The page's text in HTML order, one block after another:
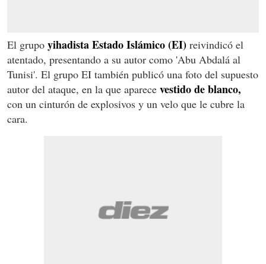
El grupo yihadista Estado Islámico (EI) reivindicó el
atentado, presentando a su autor como 'Abu Abdalá al
Tunisi'. El grupo EI también publicó una foto del supuesto
autor del ataque, en la que aparece vestido de blanco,
con un cinturón de explosivos y un velo que le cubre la
cara.